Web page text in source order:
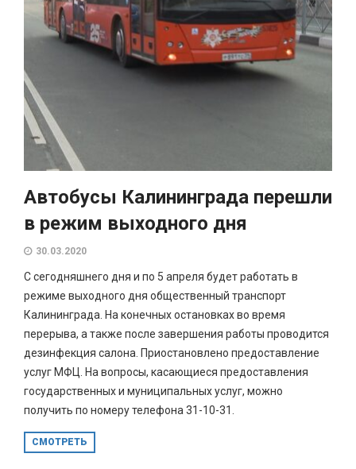
Автобусы Калининграда перешли
в режим выходного дня
30.03.2020
С сегодняшнего дня и по 5 апреля будет работать в
режиме выходного дня общественный транспорт
Калининграда. На конечных остановках во время
перерыва, а также после завершения работы проводится
дезинфекция салона. Приостановлено предоставление
услуг МФЦ. На вопросы, касающиеся предоставления
государственных и муниципальных услуг, можно
получить по номеру телефона 31-10-31.
СМОТРЕТЬ